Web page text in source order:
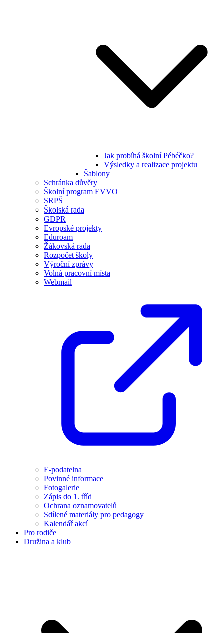
Jak probíhá školní Pébéčko?
Výsledky a realizace projektu
Šablony
Schránka důvěry
Školní program EVVO
SRPŠ
Školská rada
GDPR
Evropské projekty
Eduroam
Žákovská rada
Rozpočet školy
Výroční zprávy
Volná pracovní místa
Webmail
E-podatelna
Povinné informace
Fotogalerie
Zápis do 1. tříd
Ochrana oznamovatelů
Sdílené materiály pro pedagogy
Kalendář akcí
Pro rodiče
Družina a klub